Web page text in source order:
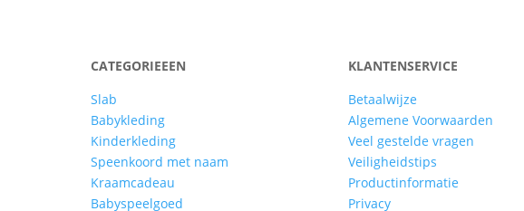
CATEGORIEEEN
Slab
Babykleding
Kinderkleding
Speenkoord met naam
Kraamcadeau
Babyspeelgoed
KLANTENSERVICE
Betaalwijze
Algemene Voorwaarden
Veel gestelde vragen
Veiligheidstips
Productinformatie
Privacy